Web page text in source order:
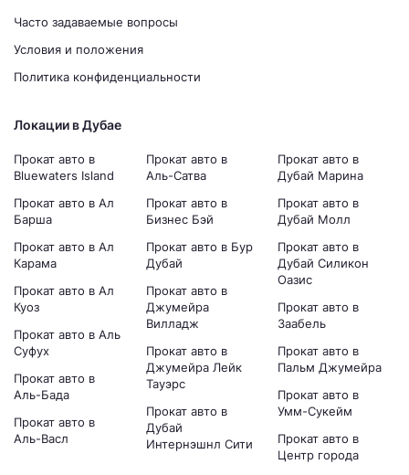
Часто задаваемые вопросы
Условия и положения
Политика конфиденциальности
Локации в Дубае
Прокат авто в
Bluewaters Island
Прокат авто в Ал
Барша
Прокат авто в Ал
Карама
Прокат авто в Ал
Куоз
Прокат авто в Аль
Суфух
Прокат авто в
Аль-Бада
Прокат авто в
Аль-Васл
Прокат авто в
Аль-Сатва
Прокат авто в
Бизнес Бэй
Прокат авто в Бур
Дубай
Прокат авто в
Джумейра
Вилладж
Прокат авто в
Джумейра Лейк
Тауэрс
Прокат авто в
Дубай
Интернэшнл Сити
Прокат авто в
Дубай Марина
Прокат авто в
Дубай Молл
Прокат авто в
Дубай Силикон
Оазис
Прокат авто в
Заабель
Прокат авто в
Пальм Джумейра
Прокат авто в
Умм-Сукейм
Прокат авто в
Центр города